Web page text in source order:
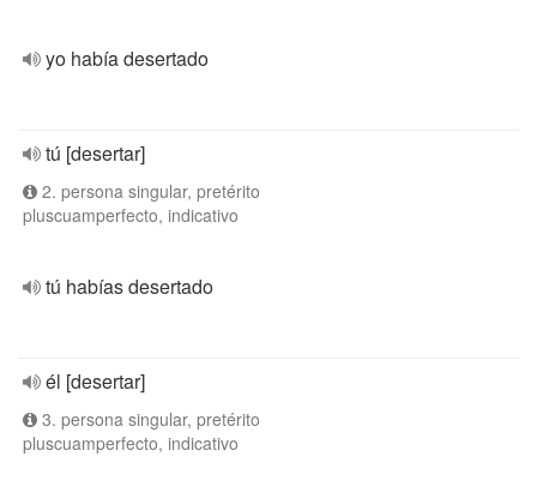
yo había desertado
tú [desertar]
2. persona singular, pretérito
pluscuamperfecto, indicativo
tú habías desertado
él [desertar]
3. persona singular, pretérito
pluscuamperfecto, indicativo